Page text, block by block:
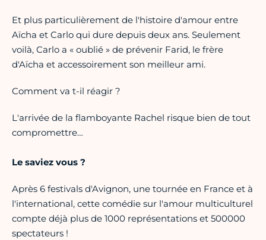
Et plus particulièrement de l'histoire d'amour entre
Aïcha et Carlo qui dure depuis deux ans. Seulement
voilà, Carlo a « oublié » de prévenir Farid, le frère
d'Aïcha et accessoirement son meilleur ami.
Comment va t-il réagir ?
L'arrivée de la flamboyante Rachel risque bien de tout
compromettre…
Le saviez vous ?
Après 6 festivals d'Avignon, une tournée en France et à
l'international, cette comédie sur l'amour multiculturel
compte déjà plus de 1000 représentations et 500000
spectateurs !